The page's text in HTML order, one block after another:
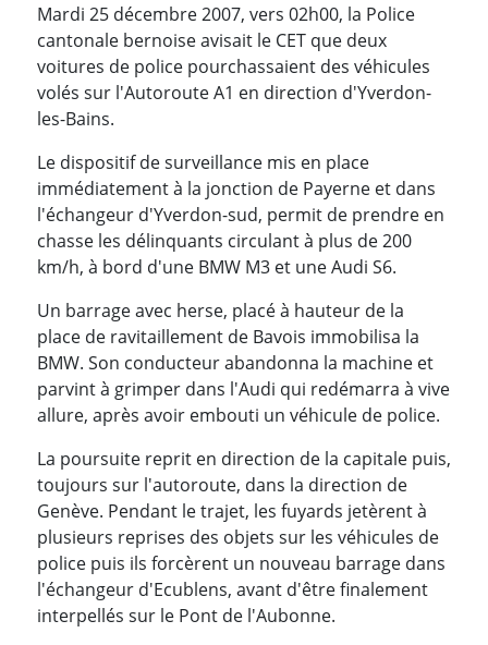
Mardi 25 décembre 2007, vers 02h00, la Police
cantonale bernoise avisait le CET que deux
voitures de police pourchassaient des véhicules
volés sur l'Autoroute A1 en direction d'Yverdon-
les-Bains.
Le dispositif de surveillance mis en place
immédiatement à la jonction de Payerne et dans
l'échangeur d'Yverdon-sud, permit de prendre en
chasse les délinquants circulant à plus de 200
km/h, à bord d'une BMW M3 et une Audi S6.
Un barrage avec herse, placé à hauteur de la
place de ravitaillement de Bavois immobilisa la
BMW. Son conducteur abandonna la machine et
parvint à grimper dans l'Audi qui redémarra à vive
allure, après avoir embouti un véhicule de police.
La poursuite reprit en direction de la capitale puis,
toujours sur l'autoroute, dans la direction de
Genève. Pendant le trajet, les fuyards jetèrent à
plusieurs reprises des objets sur les véhicules de
police puis ils forcèrent un nouveau barrage dans
l'échangeur d'Ecublens, avant d'être finalement
interpellés sur le Pont de l'Aubonne.